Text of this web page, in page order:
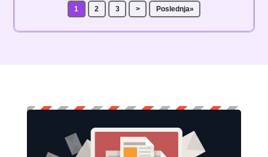
1 2 3 > Poslednja»